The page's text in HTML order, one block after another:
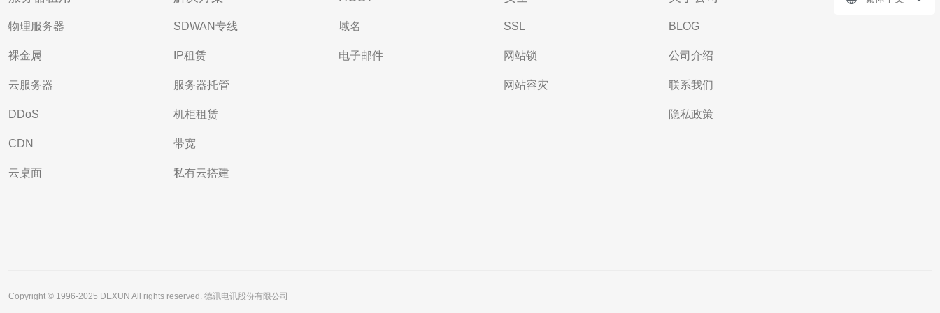
物理服务器
裸金属
云服务器
DDoS
CDN
云桌面
SDWAN专线
IP租赁
服务器托管
机柜租赁
带宽
私有云搭建
域名
电子邮件
SSL
网站锁
网站容灾
BLOG
公司介绍
联系我们
隐私政策
Copyright © 1996-2025 DEXUN All rights reserved. 德讯电讯股份有限公司